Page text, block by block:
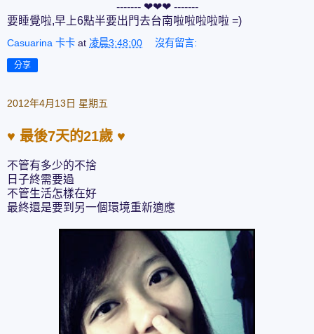
------- ❤❤❤ -------
要睡覺啦,早上6點半要出門去台南啦啦啦啦啦 =)
Casuarina 卡卡 at 凌晨3:48:00 沒有留言:
分享
2012年4月13日 星期五
♥ 最後7天的21歲 ♥
不管有多少的不捨
日子終需要過
不管生活怎樣在好
最終還是要到另一個環境重新適應